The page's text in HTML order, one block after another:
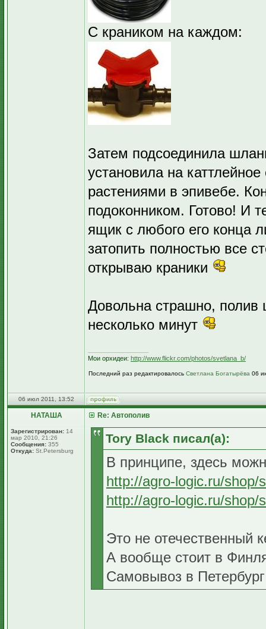
С краником на каждом:
Затем подсоединила
установила на
растениями в эпивебе.
подоконником. Готово! И
ящик с любого его конца
затопить полностью все
открываю краники
Довольна страшно, полив
несколько минут
Мои орхидеи: http://www.flickr.com/photos/svetlana_b/
Последний раз редактировалось Светлана Богатырёва 06
06 июл 2011, 13:52
НАТАША
Зарегистрирован: 14
мар 2010, 21:26
Сообщения: 355
Откуда: St.Petersburg
Re: Автополив
Tory Black писал(а):
В принципе, здесь
http://agro-logic.ru/shop/
http://agro-logic.ru/shop/
Это не отечественный
А вообще стоит в
Самовывоз в